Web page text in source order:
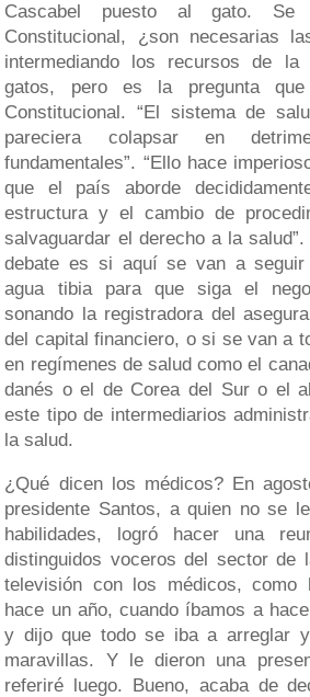
Cascabel puesto al gato. Se
Constitucional, ¿son necesarias
intermediando los recursos de la
gatos, pero es la pregunta
Constitucional. “El sistema de
pareciera colapsar en
fundamentales”. “Ello hace
que el país aborde
estructura y el cambio de
salvaguardar el derecho a la
debate es si aquí se van a seguir
agua tibia para que siga el
sonando la registradora del
del capital financiero, o si se van a
en regímenes de salud como el
danés o el de Corea del Sur o el
este tipo de intermediarios
la salud.
¿Qué dicen los médicos? En
presidente Santos, a quien no se
habilidades, logró hacer una
distinguidos voceros del sector
televisión con los médicos, como
hace un año, cuando íbamos a
y dijo que todo se iba a arreglar
maravillas. Y le dieron una
referiré luego. Bueno, acaba de